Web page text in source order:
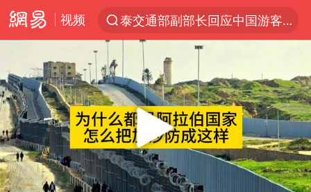
视频
泰交通部副部长回应中国游客遭歧视
夜幕落下 运动上场
以军空袭黎南部真主党
1岁宝宝碰坏纸巾盒 宝妈被索赔924元
Meta被判支付5.67亿美元
台风白海豚逼近 暴雨大暴雨来袭